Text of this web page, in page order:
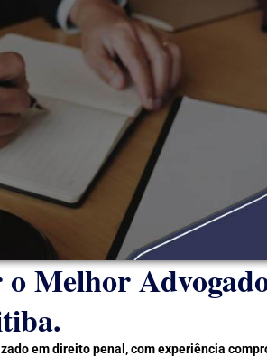
o Melhor
em direito penal, com experiência